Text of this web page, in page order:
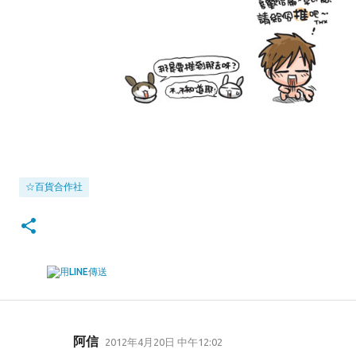
☆百貨合作社
阿信 2012年4月20日 中午12:02